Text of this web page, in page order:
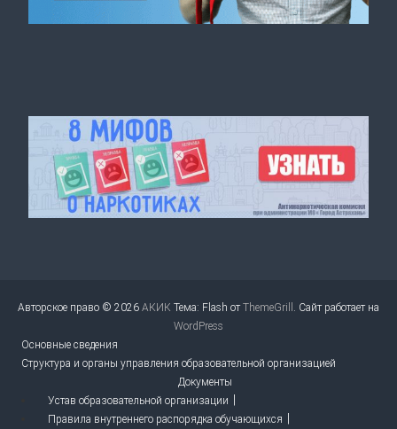
Авторское право © 2026 АКИК Тема: Flash отThemeGrill . Сайт работает на
WordPress
Основные сведения
Структура и органы управления образовательной организацией
Документы
Устав образовательной организации
Правила внутреннего распорядка обучающихся